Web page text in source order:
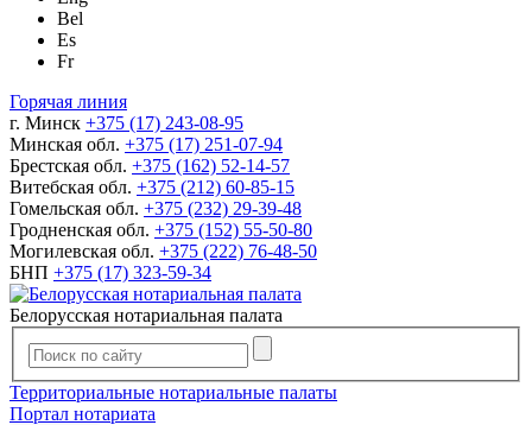
Bel
Es
Fr
Горячая линия
г. Минск +375 (17) 243-08-95
Минская обл. +375 (17) 251-07-94
Брестская обл. +375 (162) 52-14-57
Витебская обл. +375 (212) 60-85-15
Гомельская обл. +375 (232) 29-39-48
Гродненская обл. +375 (152) 55-50-80
Могилевская обл. +375 (222) 76-48-50
БНП +375 (17) 323-59-34
Белорусская нотариальная палата
Территориальные нотариальные палаты
Портал нотариата